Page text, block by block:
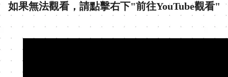
如果無法觀看，請點擊右下"前往YouTube觀看"